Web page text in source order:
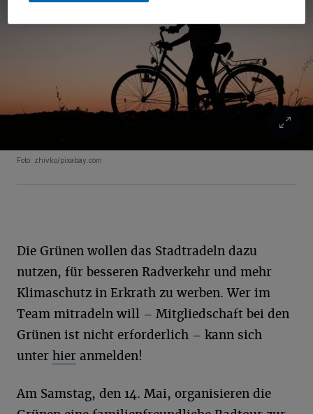
Foto: zhivko/pixabay.com
Die Grünen wollen das Stadtradeln dazu
nutzen, für besseren Radverkehr und mehr
Klimaschutz in Erkrath zu werben. Wer im
Team mitradeln will – Mitgliedschaft bei den
Grünen ist nicht erforderlich – kann sich
unter hier anmelden!
Am Samstag, den 14. Mai, organisieren die